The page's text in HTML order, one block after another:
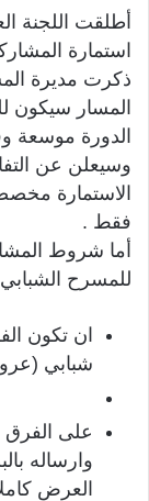
أطلقت اللجنة
استمارة
ذكرت مديرة
المسار سيكون
الدورة موسعة
وسيعلن عن
الاستمارة
فقط .
أما شروط
للمسرح الشبابي 2023 الدورة الرابعة فهى كالتالي:
ان تكون
شبابي
على الفرق
وارساله
العرض